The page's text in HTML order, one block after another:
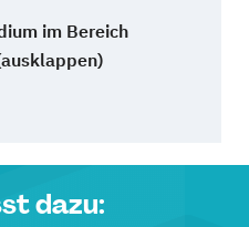
im Bereich
dazu: